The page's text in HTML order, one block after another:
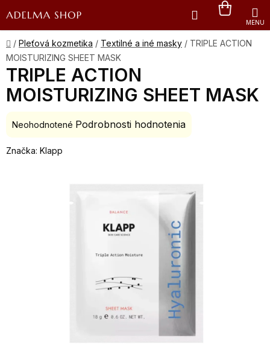
na
obsah
Hľadať
KOŠÍK
Domov
/ Pleťová kozmetika / Textilné a iné masky / TRIPLE ACTION
MOISTURIZING SHEET MASK
TRIPLE ACTION
MOISTURIZING SHEET MASK
Priemerné
produktu
Neohodnotené Podrobnosti hodnotenia
Značka: Klapp